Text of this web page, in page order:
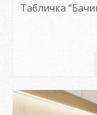
Табличка